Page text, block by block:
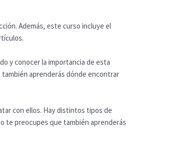
Además, este curso incluye el
y conocer la importancia de esta
aprenderás dónde encontrar
con ellos. Hay distintos tipos de
te preocupes que también aprenderás